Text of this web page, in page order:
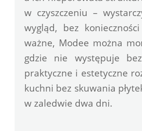
w czyszczeniu –
wygląd, bez
ważne, Modee można
gdzie nie występuje
praktyczne i estetyczne
kuchni bez skuwania
w zaledwie dwa dni.